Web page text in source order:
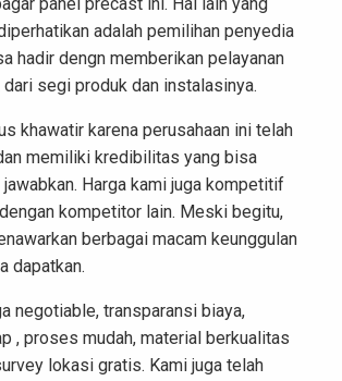
adalah pemilihan penyedia
hadir dengn memberikan pelayanan
segi produk dan instalasinya.
khawatir karena perusahaan ini telah
memiliki kredibilitas yang bisa
Harga kami juga kompetitif
kompetitor lain. Meski begitu,
berbagai macam keunggulan
dapatkan.
negotiable, transparansi biaya,
, proses mudah, material berkualitas
lokasi gratis. Kami juga telah